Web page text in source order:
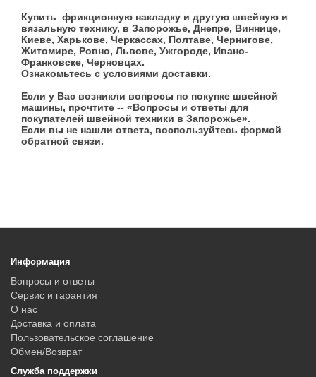
Купить фрикционную накладку и другую швейную и
вязальную технику, в Запорожье, Днепре, Виннице,
Киеве, Харькове, Черкассах, Полтаве, Чернигове,
Житомире, Ровно, Львове, Ужгороде, Ивано-
Франковске, Черновцах.
Ознакомьтесь с условиями доставки.
Если у Вас возникли вопросы по покупке швейной
машины, прочтите -- «Вопросы и ответы для
покупателей швейной техники в Запорожье».
Если вы не нашли ответа, воспользуйтесь формой
обратной связи.
Информация
Вопросы и ответы
Сервис и гарантия
О нас
Доставка и оплата
Пользовательское соглашение
Обмен/Возврат
Служба поддержки